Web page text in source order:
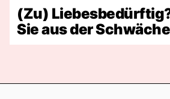
(Zu)
Sie aus der